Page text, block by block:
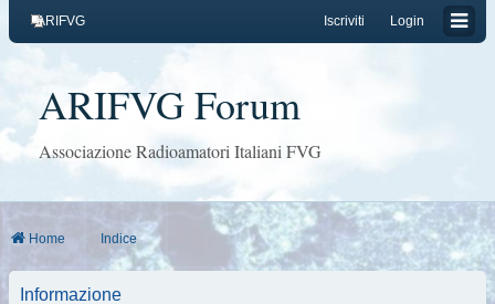
Login
Iscriviti
ARIFVG
ARIFVG Forum
Associazione Radioamatori Italiani FVG
Home Indice
Informazione